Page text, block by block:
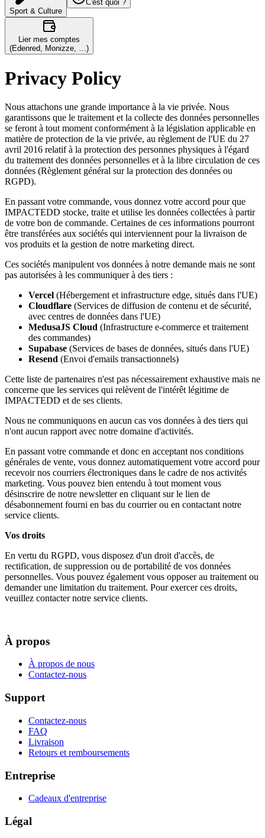
Sport & Culture
C'est quoi ?
Lier mes comptes
(Edenred, Monizze, …)
Privacy Policy
Nous attachons une grande importance à la vie privée. Nous
garantissons que le traitement et la collecte des données personnelles
se feront à tout moment conformément à la législation applicable en
matière de protection de la vie privée, au règlement de l'UE du 27
avril 2016 relatif à la protection des personnes physiques à l'égard
du traitement des données personnelles et à la libre circulation de ces
données (Règlement général sur la protection des données ou
RGPD).
En passant votre commande, vous donnez votre accord pour que
IMPACTEDD stocke, traite et utilise les données collectées à partir
de votre bon de commande. Certaines de ces informations pourront
être transférées aux sociétés qui interviennent pour la livraison de
vos produits et la gestion de notre marketing direct.
Ces sociétés manipulent vos données à notre demande mais ne sont
pas autorisées à les communiquer à des tiers :
Vercel (Hébergement et infrastructure edge, situés dans l'UE)
Cloudflare (Services de diffusion de contenu et de sécurité,
avec centres de données dans l'UE)
MedusaJS Cloud (Infrastructure e-commerce et traitement
des commandes)
Supabase (Services de bases de données, situés dans l'UE)
Resend (Envoi d'emails transactionnels)
Cette liste de partenaires n'est pas nécessairement exhaustive mais ne
concerne que les services qui relèvent de l'intérêt légitime de
IMPACTEDD et de ses clients.
Nous ne communiquons en aucun cas vos données à des tiers qui
n'ont aucun rapport avec notre domaine d'activités.
En passant votre commande et donc en acceptant nos conditions
générales de vente, vous donnez automatiquement votre accord pour
recevoir nos courriers électroniques dans le cadre de nos activités
marketing. Vous pouvez bien entendu à tout moment vous
désinscrire de notre newsletter en cliquant sur le lien de
désabonnement fourni en bas du courrier ou en contactant notre
service clients.
Vos droits
En vertu du RGPD, vous disposez d'un droit d'accès, de
rectification, de suppression ou de portabilité de vos données
personnelles. Vous pouvez également vous opposer au traitement ou
demander une limitation du traitement. Pour exercer ces droits,
veuillez contacter notre service clients.
À propos
À propos de nous
Contactez-nous
Support
Contactez-nous
FAQ
Livraison
Retours et remboursements
Entreprise
Cadeaux d'entreprise
Légal